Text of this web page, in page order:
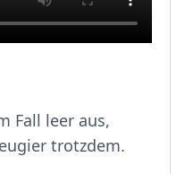
Fall leer aus,
trotzdem.